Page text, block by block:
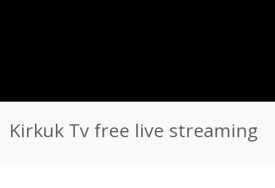
Kirkuk Tv free live streaming